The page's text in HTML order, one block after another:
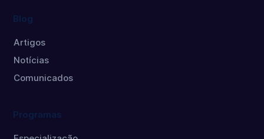
Blog
Artigos
Notícias
Comunicados
Programas